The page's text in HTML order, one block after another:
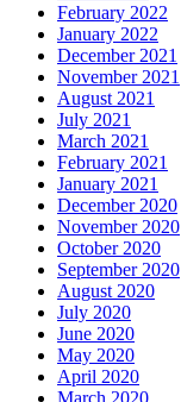
February 2022
January 2022
December 2021
November 2021
August 2021
July 2021
March 2021
February 2021
January 2021
December 2020
November 2020
October 2020
September 2020
August 2020
July 2020
June 2020
May 2020
April 2020